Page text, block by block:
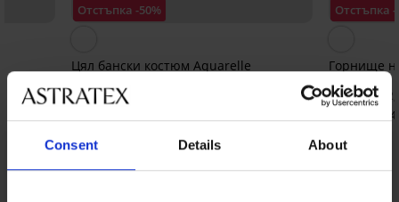
Consent Details About
Отстъпка -50%
Цял бански костюм Aquarelle
42,79 €(83,69 лв.)
Отстъпка -
Горнище
77,99 €
От същата колекция Покажи